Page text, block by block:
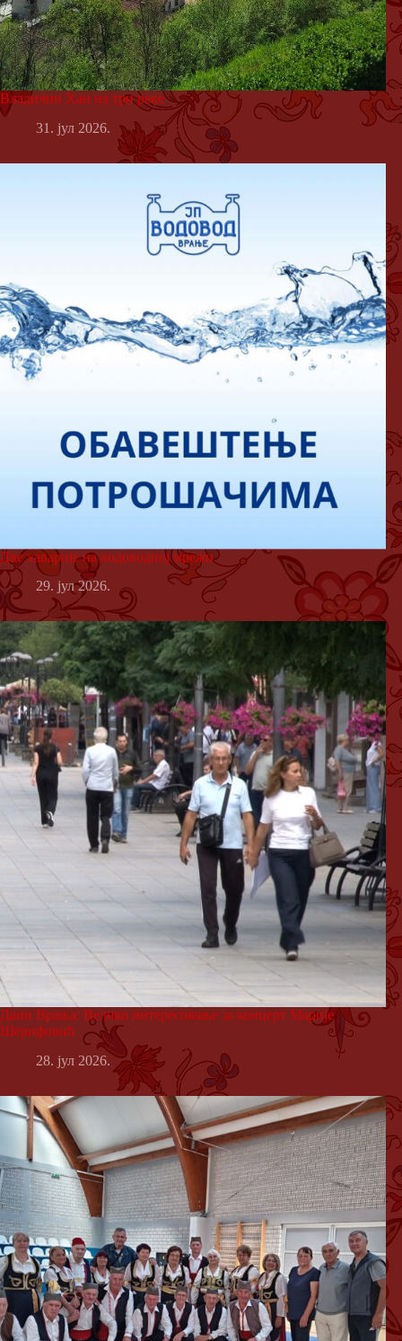
Владичин Хан на три реке
31. јул 2026.
Две хаварије на водоводној мрежи
29. јул 2026.
Дани Врања: Велико интересовање за концерт Марије
Шерифовић
28. јул 2026.